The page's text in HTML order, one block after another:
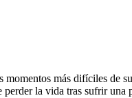
más difíciles de
perder la vida tras sufrir